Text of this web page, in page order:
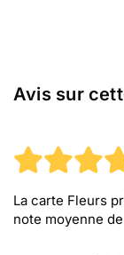
Avis sur
La carte Fleurs
note moyenne de